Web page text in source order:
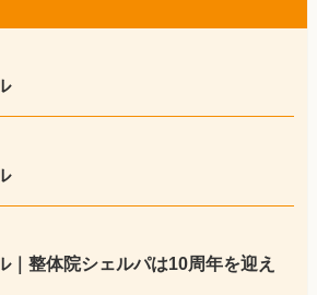
｜整体院シェルパは10周年を迎え